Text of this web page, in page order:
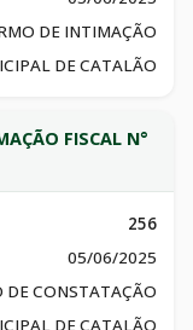
DE INTIMAÇÃO
DE CATALÃO
FISCAL N°
256
05/06/2025
DE CONSTATAÇÃO
DE CATALÃO